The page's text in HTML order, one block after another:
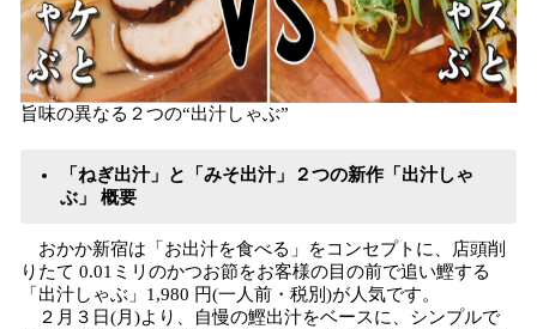
旨味の異なる２つの“出汁しゃぶ”
「ねぎ出汁」と「みそ出汁」２つの新作「出汁しゃ
ぶ」 概要
おかか新宿は「お出汁を食べる」をコンセプトに、店頭削
りたて 0.01ミリのかつお節をお客様の目の前で追い鰹する
「出汁しゃぶ」1,980 円(一人前・税別)が人気です。
２月３日(月)より、自慢の鰹出汁をベースに、シンプルで